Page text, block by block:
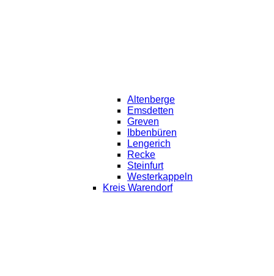
Altenberge
Emsdetten
Greven
Ibbenbüren
Lengerich
Recke
Steinfurt
Westerkappeln
Kreis Warendorf